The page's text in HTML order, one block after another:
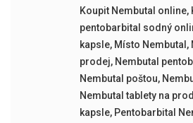
Koupit Nembutal online,
pentobarbital sodný
kapsle, Místo Nembutal ,
prodej, Nembutal
Nembutal poštou,
Nembutal tablety na
kapsle, Pentobarbital